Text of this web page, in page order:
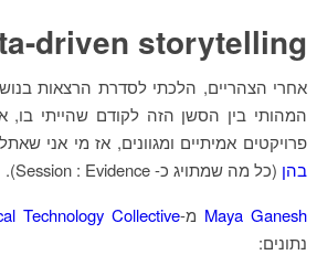
driven storytelling
אחרי הצהריים, הלכתי לסדרת הרצאות
המהותי בין הסשן הזה לקודם שהייתי
פרויקטים אמיתיים ומגוונים, אז מי אני
בהן (כל מה שמתויג כ- Session : Evidence).
Maya Ganesh מ-Technology Collective
נתונים: